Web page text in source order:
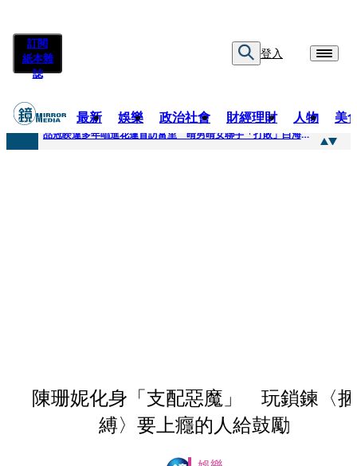
訂閱
紙本雜
誌
登入
最新 娛樂 政治社會 財經理財 人物 美
快訊
品冠睽違多年唱進花蓮首訪富里 晴男晴女聯手「打敗」白海豚颱風
陳珊妮化身「支配惡魔」 玩鎖鍊〈捆
縛〉要上癮的人給鼓勵